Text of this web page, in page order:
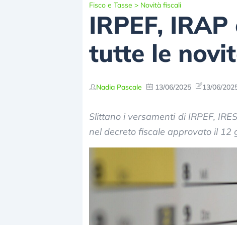
Fisco e Tasse > Novità fiscali
IRPEF,
tutte le
Nadia Pascale 13/06/2025 13/06/
Slittano i versamenti di IRPEF,
nel decreto fiscale approvato il 12